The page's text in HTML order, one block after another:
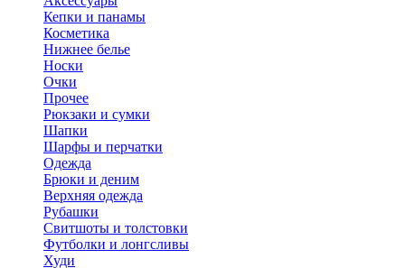
Кепки и панамы
Косметика
Нижнее белье
Носки
Очки
Прочее
Рюкзаки и сумки
Шапки
Шарфы и перчатки
Одежда
Брюки и деним
Верхняя одежда
Рубашки
Свитшоты и толстовки
Футболки и лонгсливы
Худи